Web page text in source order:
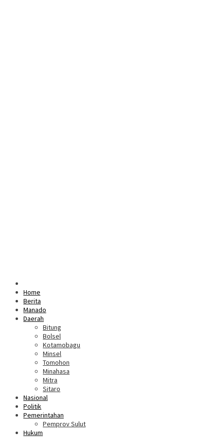
Home
Berita
Manado
Daerah
Bitung
Bolsel
Kotamobagu
Minsel
Tomohon
Minahasa
Mitra
Sitaro
Nasional
Politik
Pemerintahan
Pemprov Sulut
Hukum